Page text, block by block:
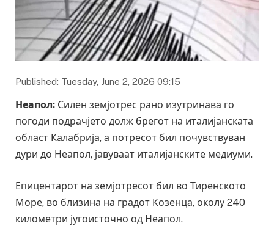
Published: Tuesday, June 2, 2026 09:15
Неапол: Силен земјотрес рано изутринава го
погоди подрачјето долж брегот на италијанската
област Калабрија, а потресот бил почувствуван
дури до Неапол, јавуваат италијанските медиуми.
Епицентарот на земјотресот бил во Тиренското
Море, во близина на градот Козенца, околу 240
километри југоисточно од Неапол.